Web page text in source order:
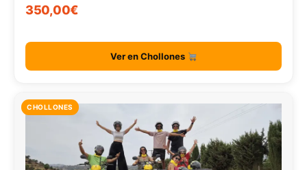
350,00€
Ver en Chollones
CHOLLONES